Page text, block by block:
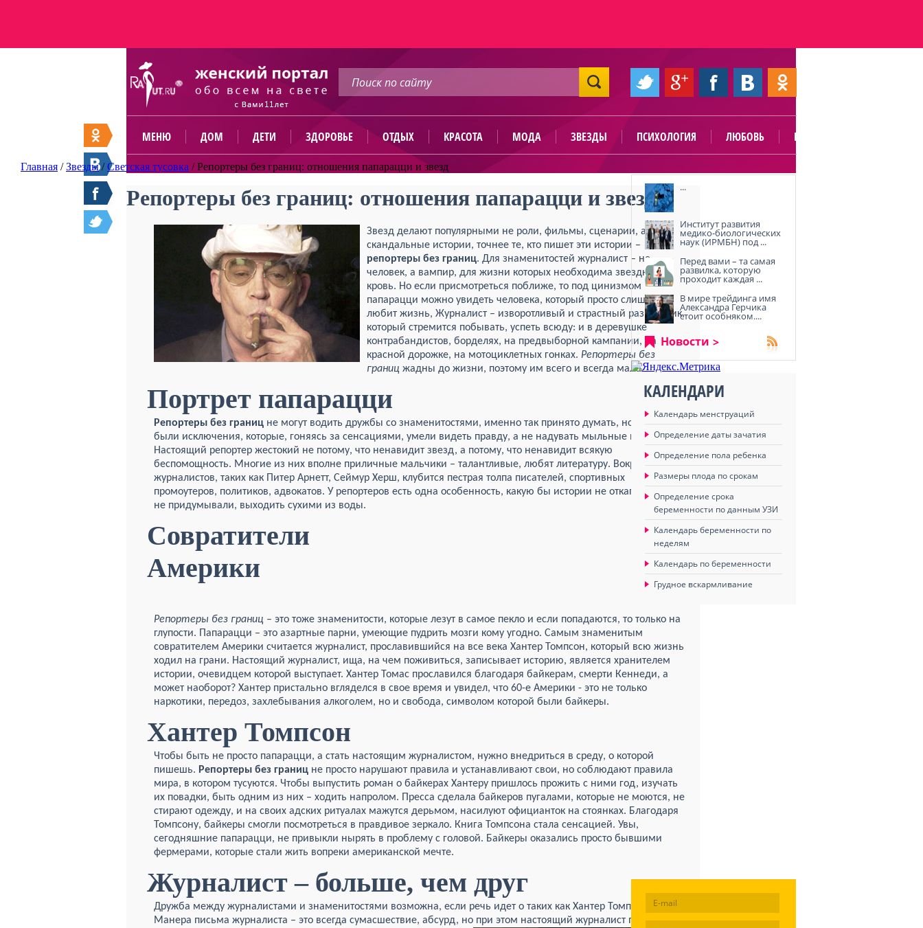
МЕНЮ ДОМ ДЕТИ ЗДОРОВЬЕ ОТДЫХ КРАСОТА МОДА ЗВЕЗДЫ ПСИХОЛОГИЯ ЛЮБОВЬ ПОЛЕЗНО
Главная /Звезды/Светская тусовка /Репортеры без границ: отношения папарацци и звезд
Репортеры без границ: отношения папарацци и звезд
Звезд делают популярными не роли, фильмы, сценарии, а
скандальные истории, точнее те, кто пишет эти истории –
репортеры без границ. Для знаменитостей журналист – не
человек, а вампир, для жизни которых необходима звездная
кровь. Но если присмотреться поближе, то под цинизмом
папарацци можно увидеть человека, который просто слишком
любит жизнь, Журналист – изворотливый и страстный развратник,
который стремится побывать, успеть всюду: и в деревушке
контрабандистов, борделях, на предвыборной кампании, на
красной дорожке, на мотоциклетных гонках. Репортеры без
границ жадны до жизни, поэтому им всего и всегда мало.
Портрет папарацци
Репортеры без границ не могут водить дружбы со знаменитостями, именно так принято думать, но есть и
были исключения, которые, гоняясь за сенсациями, умели видеть правду, а не надувать мыльные пузыри.
Настоящий репортер жестокий не потому, что ненавидит звезд, а потому, что ненавидит всякую
беспомощность. Многие из них вполне приличные мальчики – талантливые, любят литературу. Вокруг многих
журналистов, таких как Питер Арнетт, Сеймур Херш, клубится пестрая толпа писателей, спортивных
промоутеров, политиков, адвокатов. У репортеров есть одна особенность, какую бы истории не откапывали и
не придумывали, выходить сухими из воды.
Совратители
Америки
Репортеры без границ – это тоже знаменитости, которые лезут в самое пекло и если попадаются, то только на
глупости. Папарацци – это азартные парни, умеющие пудрить мозги кому угодно. Самым знаменитым
совратителем Америки считается журналист, прославившийся на все века Хантер Томпсон, который всю жизнь
ходил на грани. Настоящий журналист, ища, на чем поживиться, записывает историю, является хранителем
истории, очевидцем которой выступает. Хантер Томас прославился благодаря байкерам, смерти Кеннеди, а
может наоборот? Хантер пристально вгляделся в свое время и увидел, что 60-е Америки - это не только
наркотики, передоз, захлебывания алкоголем, но и свобода, символом которой были байкеры.
Хантер Томпсон
Чтобы быть не просто папарацци, а стать настоящим журналистом, нужно внедриться в среду, о которой
пишешь. Репортеры без границ не просто нарушают правила и устанавливают свои, но соблюдают правила
мира, в котором тусуются. Чтобы выпустить роман о байкерах Хантеру пришлось прожить с ними год, изучать
их повадки, быть одним из них – ходить напролом. Пресса сделала байкеров пугалами, которые не моются, не
стирают одежду, и на своих адских ритуалах мажутся дерьмом, насилуют официанток на стоянках. Благодаря
Томпсону, байкеры смогли посмотреться в правдивое зеркало. Книга Томпсона стала сенсацией. Увы,
сегодняшние папарацци, не привыкли нырять в проблему с головой. Байкеры оказались просто бывшими
фермерами, которые стали жить вопреки американской мечте.
Журналист – больше, чем друг
Дружба между журналистами и знаменитостями возможна, если речь идет о таких как Хантер Томпсон.
Манера письма журналиста – это всегда сумасшествие, абсурд, но при этом настоящий журналист пишет по
...
Институт развития
медико-биологических
наук (ИРМБН) под ...
Перед вами – та самая
развилка, которую
проходит каждая ...
В мире трейдинга имя
Александра Герчика
стоит особняком....
Новости
КАЛЕНДАРИ
Календарь менструаций
Определение даты зачатия
Определение пола ребенка
Размеры плода по срокам
Определение срока
беременности по данным УЗИ
Календарь беременности по
неделям
Календарь по беременности
Грудное вскармливание